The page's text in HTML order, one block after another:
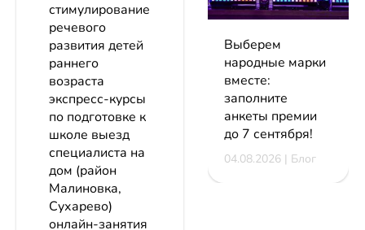
стимулирование
речевого
развития детей
раннего
возраста
экспресс-курсы
по подготовке к
школе выезд
специалиста на
дом (район
Малиновка,
Сухарево)
онлайн-занятия
Выберем
народные марки
вместе:
заполните
анкеты премии
до 7 сентября!
04.08.2026 | Блог